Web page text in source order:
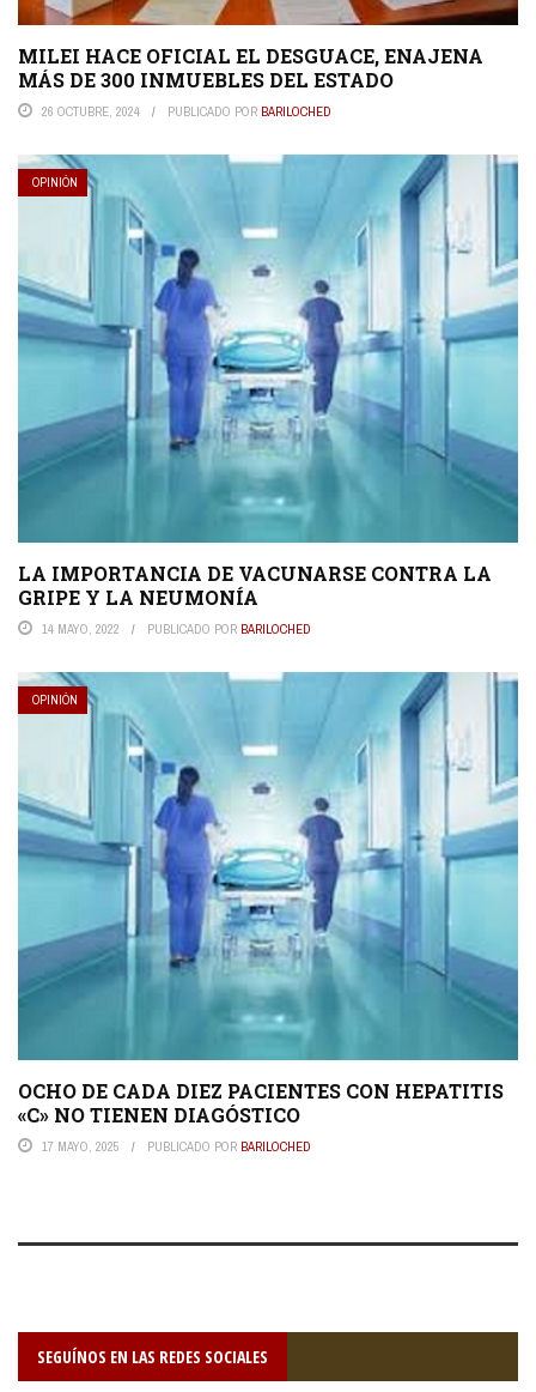
MILEI HACE OFICIAL EL DESGUACE, ENAJENA
MÁS DE 300 INMUEBLES DEL ESTADO
26 OCTUBRE, 2024 PUBLICADO POR BARILOCHED
OPINIÓN
LA IMPORTANCIA DE VACUNARSE CONTRA LA
GRIPE Y LA NEUMONÍA
14 MAYO, 2022 PUBLICADO POR BARILOCHED
OPINIÓN
OCHO DE CADA DIEZ PACIENTES CON HEPATITIS
«C» NO TIENEN DIAGÓSTICO
17 MAYO, 2025 PUBLICADO POR BARILOCHED
SEGUÍNOS EN LAS REDES SOCIALES